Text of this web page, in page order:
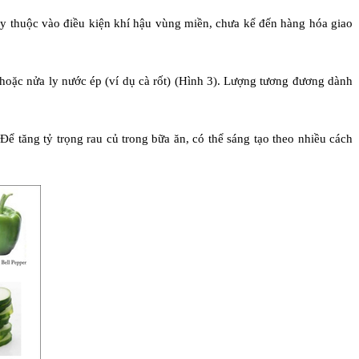
thuộc vào điều kiện khí hậu vùng miền, chưa kể đến hàng hóa giao
nửa ly nước ép (ví dụ cà rốt) (Hình 3). Lượng tương đương dành
tăng tỷ trọng rau củ trong bữa ăn, có thể sáng tạo theo nhiều cách